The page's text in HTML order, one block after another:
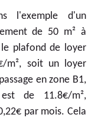
l'exemple d'un
de 50 m² à
plafond de loyer
m², soit un loyer
en zone B1,
de 11.8€/m²,
par mois. Cela